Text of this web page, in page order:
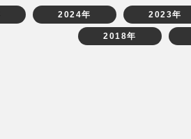
2024年 2023年
2018年